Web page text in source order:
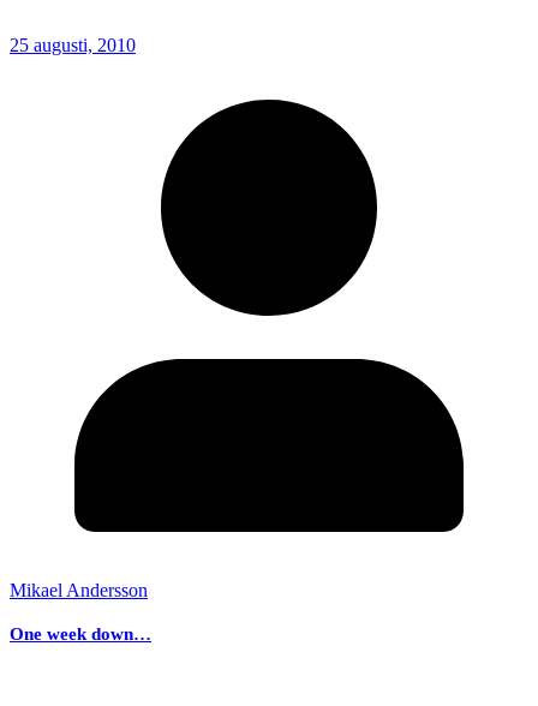
25 augusti, 2010
Mikael Andersson
One week down…